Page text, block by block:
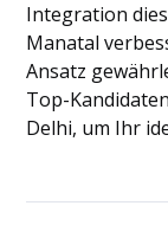
Integration
Manatal
Ansatz
Top-
Delhi, um Ihr